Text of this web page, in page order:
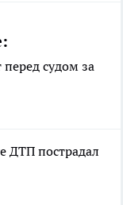
судом за
ДТП пострадал